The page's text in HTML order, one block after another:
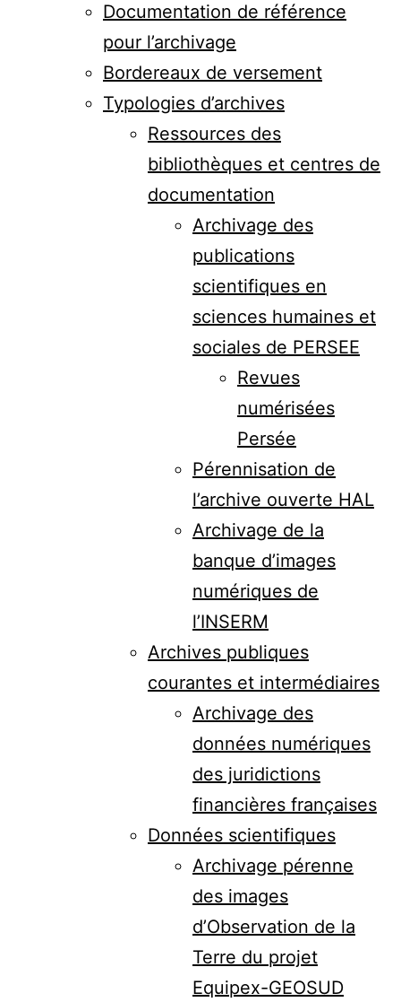
Documentation de référence
pour l’archivage
Bordereaux de versement
Typologies d’archives
Ressources des
bibliothèques et centres de
documentation
Archivage des
publications
scientifiques en
sciences humaines et
sociales de PERSEE
Revues
numérisées
Persée
Pérennisation de
l’archive ouverte HAL
Archivage de la
banque d’images
numériques de
l’INSERM
Archives publiques
courantes et intermédiaires
Archivage des
données numériques
des juridictions
financières françaises
Données scientifiques
Archivage pérenne
des images
d’Observation de la
Terre du projet
Equipex-GEOSUD